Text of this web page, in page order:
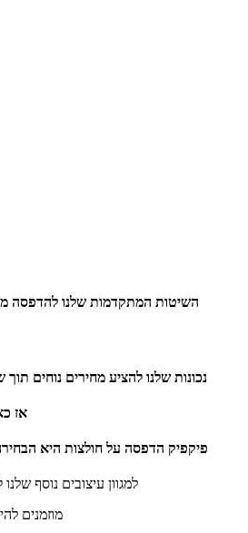
השיטות המתקדמות שלנו להדפסה
נכונות שלנו להציע מחירים נוחים
אז
פיקפיק הדפסה על חולצות היא
למגוון עיצובים נוסף
מוזמנים